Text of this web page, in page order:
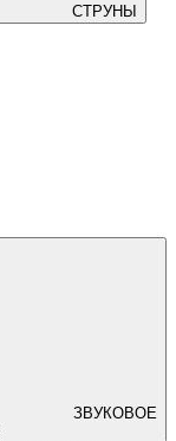
СТРУНЫ
ЗВУКОВОЕ